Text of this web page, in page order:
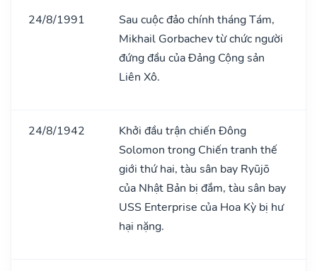
24/8/1991
Sau cuộc đảo chính tháng Tám,
Mikhail Gorbachev từ chức người
đứng đầu của Đảng Cộng sản
Liên Xô.
24/8/1942
Khởi đầu trận chiến Đông
Solomon trong Chiến tranh thế
giới thứ hai, tàu sân bay Ryūjō
của Nhật Bản bị đắm, tàu sân bay
USS Enterprise của Hoa Kỳ bị hư
hại nặng.